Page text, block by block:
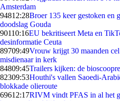
Amsterdam
94812:28Broer 135 keer gestoken en
doodslag Gouda
90110:16EU bekritiseert Meta en
desinformatie Ceuta
89709:49Vrouw krijgt 30 maanden
misdienaar in kerk
84809:45Trailers kijken: de
82309:53Houthi's vallen Saoedi-
blokkade olieroute
69612:17RIVM vindt PFAS in al het